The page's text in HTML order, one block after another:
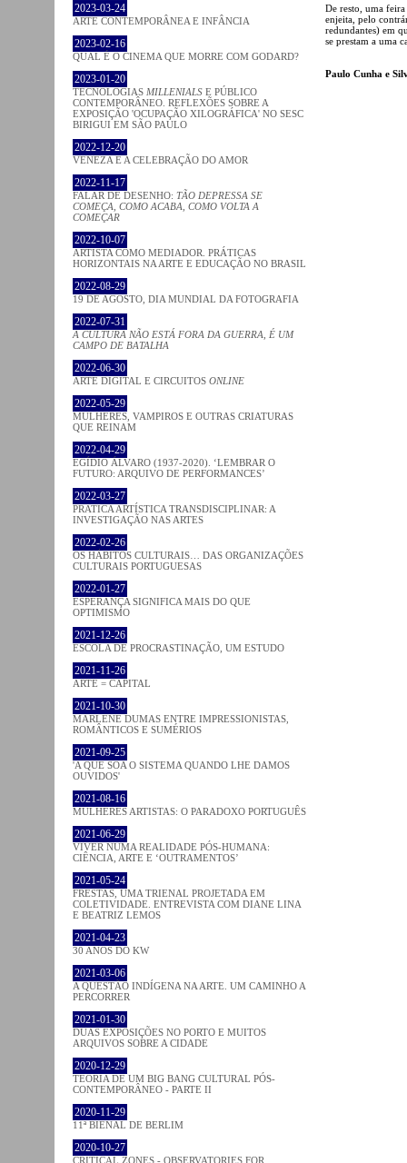
2023-03-24
ARTE CONTEMPORÂNEA E INFÂNCIA
2023-02-16
QUAL É O CINEMA QUE MORRE COM GODARD?
2023-01-20
TECNOLOGIAS MILLENIALS E PÚBLICO
CONTEMPORÂNEO. REFLEXÕES SOBRE A
EXPOSIÇÃO 'OCUPAÇÃO XILOGRÁFICA' NO SESC
BIRIGUI EM SÃO PAULO
2022-12-20
VENEZA E A CELEBRAÇÃO DO AMOR
2022-11-17
FALAR DE DESENHO: TÃO DEPRESSA SE
COMEÇA, COMO ACABA, COMO VOLTA A
COMEÇAR
2022-10-07
ARTISTA COMO MEDIADOR. PRÁTICAS
HORIZONTAIS NA ARTE E EDUCAÇÃO NO BRASIL
2022-08-29
19 DE AGOSTO, DIA MUNDIAL DA FOTOGRAFIA
2022-07-31
A CULTURA NÃO ESTÁ FORA DA GUERRA, É UM
CAMPO DE BATALHA
2022-06-30
ARTE DIGITAL E CIRCUITOS ONLINE
2022-05-29
MULHERES, VAMPIROS E OUTRAS CRIATURAS
QUE REINAM
2022-04-29
EGÍDIO ÁLVARO (1937-2020). ‘LEMBRAR O
FUTURO: ARQUIVO DE PERFORMANCES’
2022-03-27
PRATICA ARTÍSTICA TRANSDISCIPLINAR: A
INVESTIGAÇÃO NAS ARTES
2022-02-26
OS HÁBITOS CULTURAIS… DAS ORGANIZAÇÕES
CULTURAIS PORTUGUESAS
2022-01-27
ESPERANÇA SIGNIFICA MAIS DO QUE
OPTIMISMO
2021-12-26
ESCOLA DE PROCRASTINAÇÃO, UM ESTUDO
2021-11-26
ARTE = CAPITAL
2021-10-30
MARLENE DUMAS ENTRE IMPRESSIONISTAS,
ROMÂNTICOS E SUMÉRIOS
2021-09-25
'A QUE SOA O SISTEMA QUANDO LHE DAMOS
OUVIDOS'
2021-08-16
MULHERES ARTISTAS: O PARADOXO PORTUGUÊS
2021-06-29
VIVER NUMA REALIDADE PÓS-HUMANA:
CIÊNCIA, ARTE E ‘OUTRAMENTOS’
2021-05-24
FRESTAS, UMA TRIENAL PROJETADA EM
COLETIVIDADE. ENTREVISTA COM DIANE LINA
E BEATRIZ LEMOS
2021-04-23
30 ANOS DO KW
2021-03-06
A QUESTÃO INDÍGENA NA ARTE. UM CAMINHO A
PERCORRER
2021-01-30
DUAS EXPOSIÇÕES NO PORTO E MUITOS
ARQUIVOS SOBRE A CIDADE
2020-12-29
TEORIA DE UM BIG BANG CULTURAL PÓS-
CONTEMPORÂNEO - PARTE II
2020-11-29
11ª BIENAL DE BERLIM
2020-10-27
CRITICAL ZONES - OBSERVATORIES FOR
De resto, uma
enjeita, pelo
redundantes) em
se prestam a uma
Paulo Cunha e